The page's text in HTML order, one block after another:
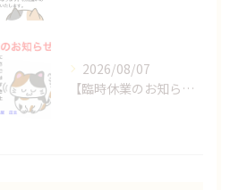
2026/08/07
【臨時休業のお知らせ】